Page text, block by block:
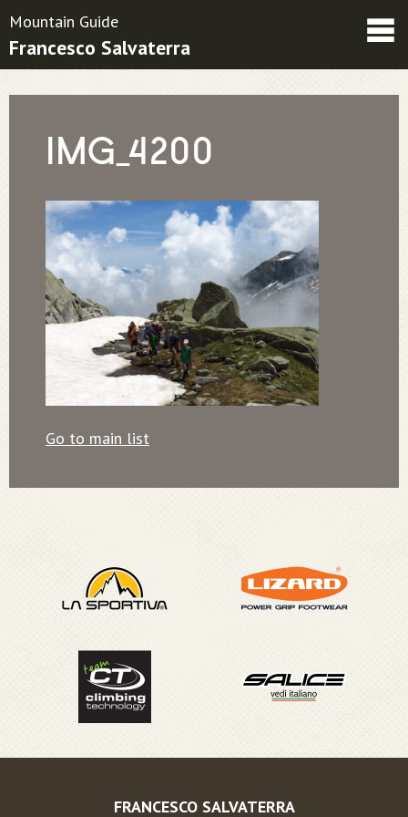
Friends
Mountain Guide
Francesco Salvaterra
IMG_4200
Go to main list
FRANCESCO SALVATERRA